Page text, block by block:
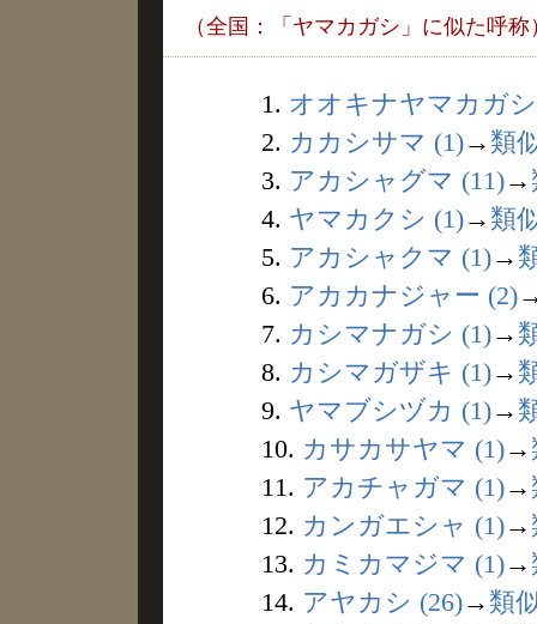
（全国：「ヤマカガシ」に似た呼称
1. オオキナヤマカガ
2. カカシサマ (1)→ 類
3. アカシャグマ (11)→
4. ヤマカクシ (1)→ 類
5. アカシャクマ (1)→
6. アカカナジャー (2)
7. カシマナガシ (1)→
8. カシマガザキ (1)→
9. ヤマブシヅカ (1)→
10. カサカサヤマ (1)→
11. アカチャガマ (1)→
12. カンガエシャ (1)→
13. カミカマジマ (1)→
14. アヤカシ (26)→ 類